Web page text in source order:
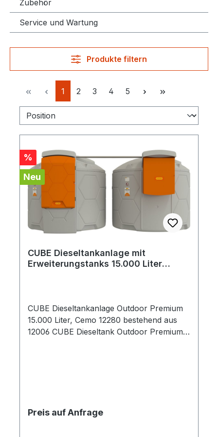
Zubehör
Service und Wartung
Produkte filtern
Seite
1 Seite
2 Seite
3 Seite
4 Seite
5
Rabatt
%
Neu
CUBE Dieseltankanlage mit
Erweiterungstanks 15.000 Liter
CUBE Dieseltankanlage Outdoor Premium
15.000 Liter, Cemo 12280 bestehend aus
12006 CUBE Dieseltank Outdoor Premium
zugelassen zur Aufstellung im Freien
Preis auf Anfrage